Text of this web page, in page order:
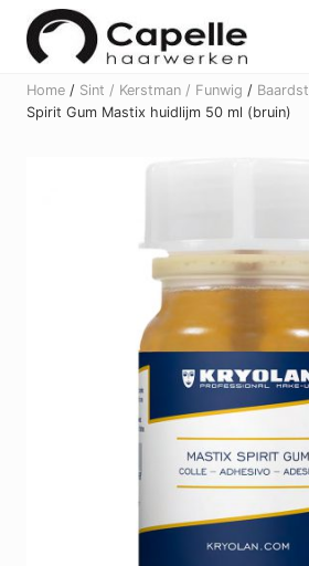
Menu
Skip
content
Skip
Home / Sint / Kerstman / Funwig /
Spirit Gum Mastix huidlijm 50 ml (bruin)